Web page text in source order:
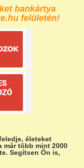
bankártya
felületén!
életeket
már több mint 2000
Segítsen Ön is,